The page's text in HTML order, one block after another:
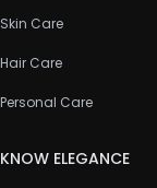
Skin Care
Hair Care
Personal Care
KNOW ELEGANCE